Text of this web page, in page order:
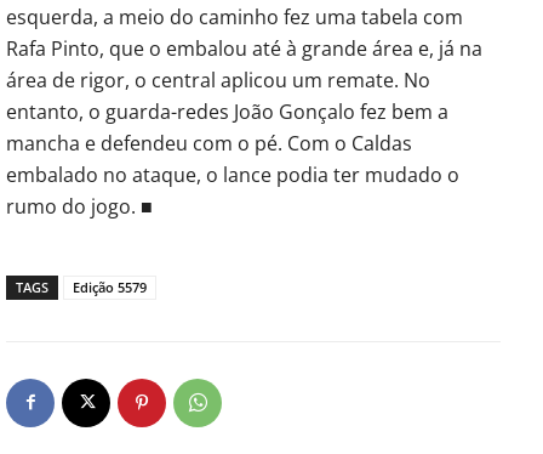
esquerda, a meio do caminho fez uma tabela com
Rafa Pinto, que o embalou até à grande área e, já na
área de rigor, o central aplicou um remate. No
entanto, o guarda-redes João Gonçalo fez bem a
mancha e defendeu com o pé. Com o Caldas
embalado no ataque, o lance podia ter mudado o
rumo do jogo. ■
TAGS Edição 5579